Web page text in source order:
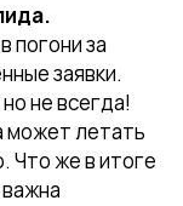
погони за
заявки.
не всегда!
может летать
Что же в итоге